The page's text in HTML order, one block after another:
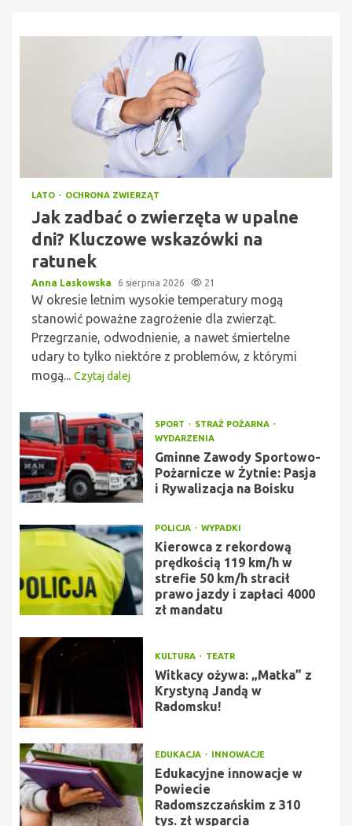
LATO OCHRONA ZWIERZĄT
Jak zadbać o zwierzęta w upalne
dni? Kluczowe wskazówki na
ratunek
Anna Laskowska 6 sierpnia 2026 21
W okresie letnim wysokie temperatury mogą
stanowić poważne zagrożenie dla zwierząt.
Przegrzanie, odwodnienie, a nawet śmiertelne
udary to tylko niektóre z problemów, z którymi
mogą... Czytaj dalej
SPORT
STRAŻ POŻARNA
WYDARZENIA
Gminne Zawody Sportowo-
Pożarnicze w Żytnie: Pasja
i Rywalizacja na Boisku
POLICJA WYPADKI
Kierowca z rekordową
prędkością 119 km/h w
strefie 50 km/h stracił
prawo jazdy i zapłaci 4000
zł mandatu
KULTURA TEATR
Witkacy ożywa: „Matka” z
Krystyną Jandą w
Radomsku!
EDUKACJA INNOWACJE
Edukacyjne innowacje w
Powiecie
Radomszczańskim z 310
tys. zł wsparcia